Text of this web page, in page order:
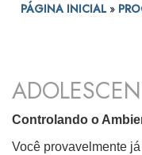
PÁGINA INICIAL »
Controlando o
Você provavelmente